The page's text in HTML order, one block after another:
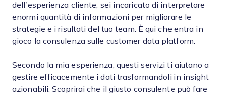
dell’esperienza cliente, sei incaricato di interpretare
enormi quantità di informazioni per migliorare le
strategie e i risultati del tuo team. È qui che entra in
gioco la consulenza sulle customer data platform.
Secondo la mia esperienza, questi servizi ti aiutano a
gestire efficacemente i dati trasformandoli in insight
azionabili. Scoprirai che il giusto consulente può fare